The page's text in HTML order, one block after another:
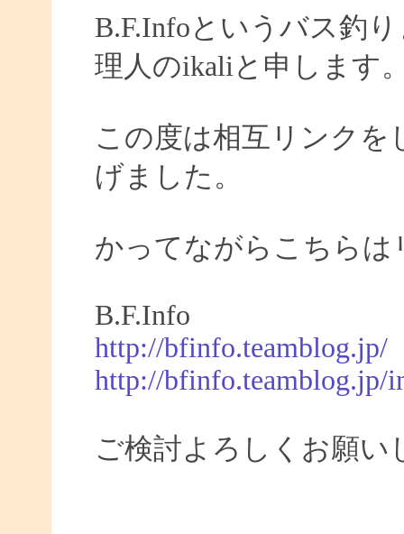
B.F.Infoというバス釣
理人のikaliと申します
この度は相互リンクを
げました。
かってながらこちら
B.F.Info
http://bfinfo.teamblog.jp/
http://bfinfo.teamblog.jp/
ご検討よろしくお願い